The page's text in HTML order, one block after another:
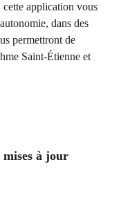
application vous
dans des
permettront de
Saint-Étienne et
à jour